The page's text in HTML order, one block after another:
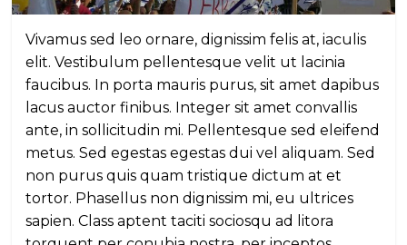
Vivamus sed leo ornare, dignissim felis at, iaculis
elit. Vestibulum pellentesque velit ut lacinia
faucibus. In porta mauris purus, sit amet dapibus
lacus auctor finibus. Integer sit amet convallis
ante, in sollicitudin mi. Pellentesque sed eleifend
metus. Sed egestas egestas dui vel aliquam. Sed
non purus quis quam tristique dictum at et
tortor. Phasellus non dignissim mi, eu ultrices
sapien. Class aptent taciti sociosqu ad litora